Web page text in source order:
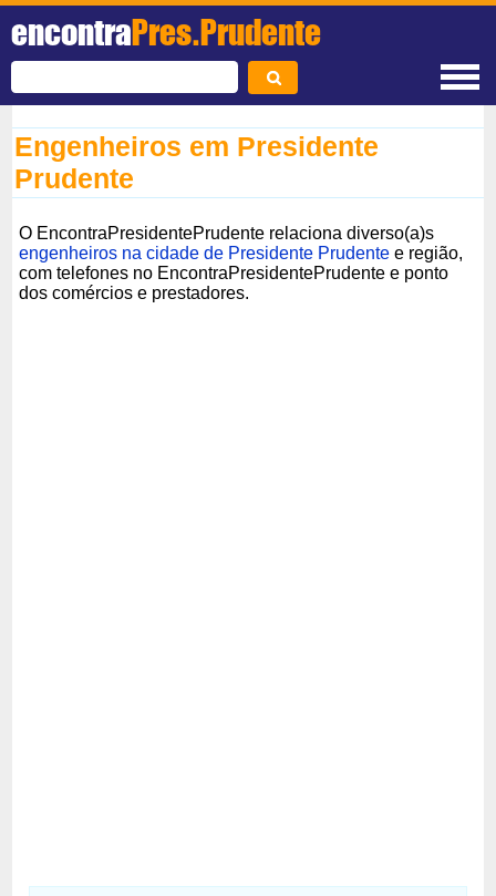
encontraPres.Prudente
Engenheiros em Presidente
Prudente
O EncontraPresidentePrudente relaciona diverso(a)s
engenheiros na cidade de Presidente Prudente e região,
com telefones no EncontraPresidentePrudente e ponto
dos comércios e prestadores.